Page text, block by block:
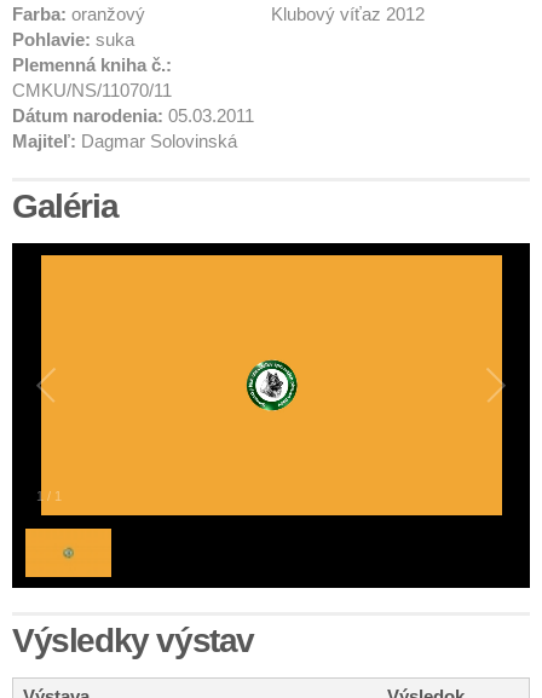
Farba: oranžový
Pohlavie: suka
Plemenná kniha č.:
CMKU/NS/11070/11
Dátum narodenia: 05.03.2011
Majiteľ: Dagmar Solovinská
Klubový víťaz 2012
Galéria
1 / 1
Výsledky výstav